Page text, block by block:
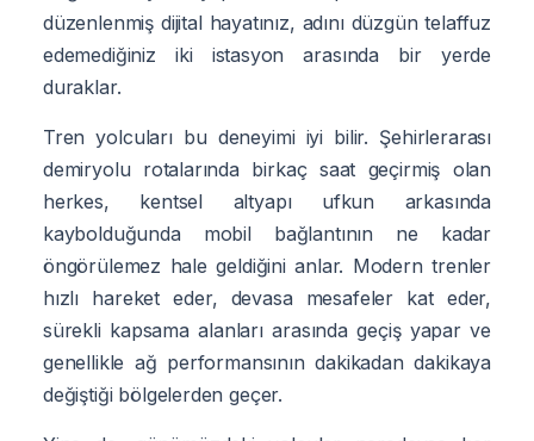
düzenlenmiş dijital hayatınız, adını düzgün telaffuz
edemediğiniz iki istasyon arasında bir yerde
duraklar.
Tren yolcuları bu deneyimi iyi bilir. Şehirlerarası
demiryolu rotalarında birkaç saat geçirmiş olan
herkes, kentsel altyapı ufkun arkasında
kaybolduğunda mobil bağlantının ne kadar
öngörülemez hale geldiğini anlar. Modern trenler
hızlı hareket eder, devasa mesafeler kat eder,
sürekli kapsama alanları arasında geçiş yapar ve
genellikle ağ performansının dakikadan dakikaya
değiştiği bölgelerden geçer.